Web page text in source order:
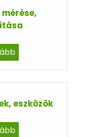
mérése,
eszközök